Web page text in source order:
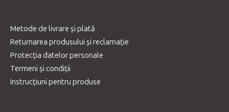
Metode de livrare și plată
Returnarea produsului și reclamație
Protecția datelor personale
Termeni și condiții
Instrucțiuni pentru produse